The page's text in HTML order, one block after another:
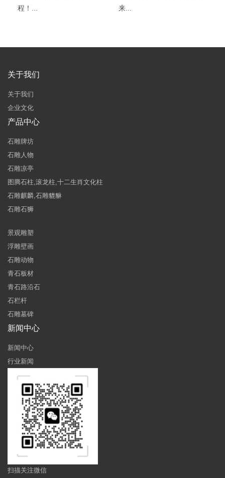
程！...
来...
关于我们
关于我们
企业文化
产品中心
石雕牌坊
石雕人物
石雕凉亭
图腾石柱,滚龙柱,十二生肖文化柱
石雕麒麟,石雕貔貅
石雕石狮
景观雕塑
浮雕壁画
石雕动物
青石板材
青石路沿石
石栏杆
石雕墓碑
新闻中心
新闻中心
行业新闻
扫描关注微信